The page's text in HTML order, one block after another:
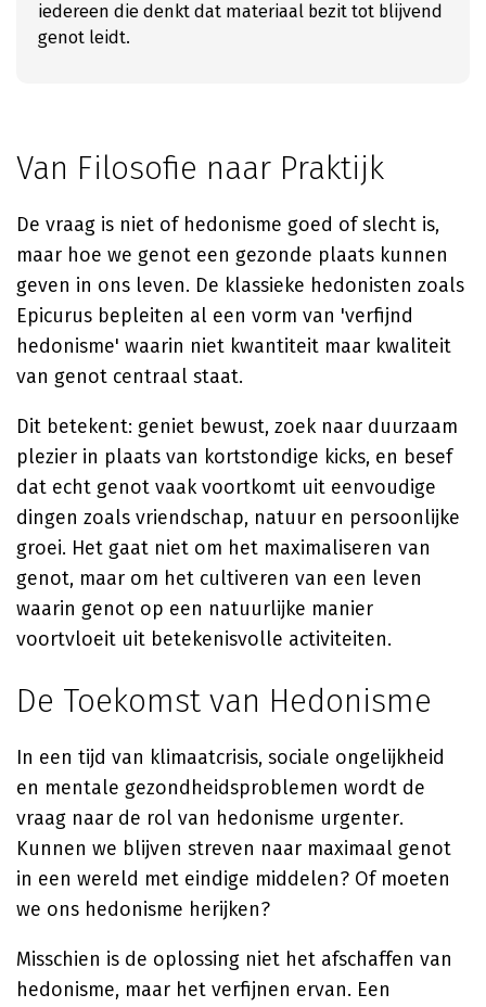
iedereen die denkt dat materiaal bezit tot blijvend
genot leidt.
Van Filosofie naar Praktijk
De vraag is niet of hedonisme goed of slecht is,
maar hoe we genot een gezonde plaats kunnen
geven in ons leven. De klassieke hedonisten zoals
Epicurus bepleiten al een vorm van 'verfijnd
hedonisme' waarin niet kwantiteit maar kwaliteit
van genot centraal staat.
Dit betekent: geniet bewust, zoek naar duurzaam
plezier in plaats van kortstondige kicks, en besef
dat echt genot vaak voortkomt uit eenvoudige
dingen zoals vriendschap, natuur en persoonlijke
groei. Het gaat niet om het maximaliseren van
genot, maar om het cultiveren van een leven
waarin genot op een natuurlijke manier
voortvloeit uit betekenisvolle activiteiten.
De Toekomst van Hedonisme
In een tijd van klimaatcrisis, sociale ongelijkheid
en mentale gezondheidsproblemen wordt de
vraag naar de rol van hedonisme urgenter.
Kunnen we blijven streven naar maximaal genot
in een wereld met eindige middelen? Of moeten
we ons hedonisme herijken?
Misschien is de oplossing niet het afschaffen van
hedonisme, maar het verfijnen ervan. Een